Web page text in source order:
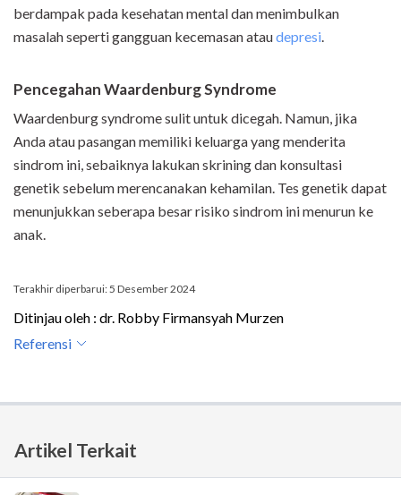
berdampak pada kesehatan mental dan menimbulkan
masalah seperti gangguan kecemasan ataudepresi.
Pencegahan Waardenburg Syndrome
Waardenburg syndrome sulit untuk dicegah. Namun, jika
Anda atau pasangan memiliki keluarga yang menderita
sindrom ini, sebaiknya lakukan skrining dan konsultasi
genetik sebelum merencanakan kehamilan. Tes genetik dapat
menunjukkan seberapa besar risiko sindrom ini menurun ke
anak.
Terakhir diperbarui: 5 Desember 2024